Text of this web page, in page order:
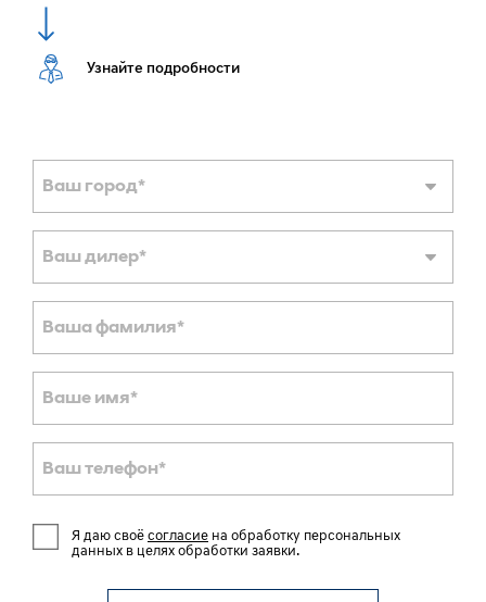
Узнайте подробности
Ваш город*
Ваш дилер*
Ваша фамилия*
Ваше имя*
Ваш телефон*
Я даю своё согласие на обработку персональных
данных в целях обработки заявки.